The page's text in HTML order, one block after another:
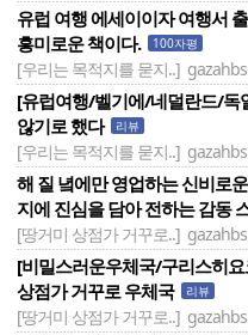
유럽 여행 에세이이자 여행서
흥미로운 책이다.
100자평
[우리는 목적지를 묻지..]
[유럽여행/벨기에/네덜란드/독
않기로 했다
리뷰
[우리는 목적지를 묻지..]
해 질 녘에만 영업하는 신비로
지에 진심을 담아 전하는 감동
[땅거미 상점가 거꾸로..]
[비밀스러운우체국/구리스히
상점가 거꾸로 우체국
리뷰
[땅거미 상점가 거꾸로..]